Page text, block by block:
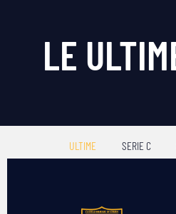
LE
ULTIME SERIE C